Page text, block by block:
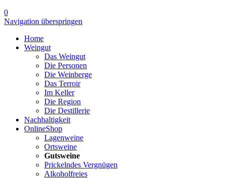
0
Navigation überspringen
Home
Weingut
Das Weingut
Die Personen
Die Weinberge
Das Terroir
Im Keller
Die Region
Die Destillerie
Nachhaltigkeit
OnlineShop
Lagenweine
Ortsweine
Gutsweine
Prickelndes Vergnügen
Alkoholfreies